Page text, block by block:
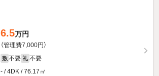
6.5万円
（管理費7,000円）
敷 不要 礼 不要
- / 4DK / 76.17㎡